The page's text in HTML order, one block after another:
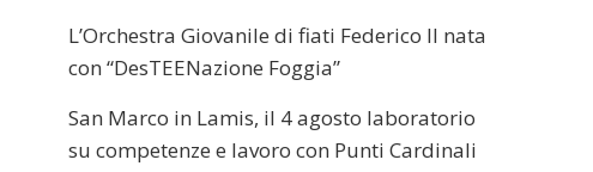
L’Orchestra Giovanile di fiati Federico II nata
con “DesTEENazione Foggia”
San Marco in Lamis, il 4 agosto laboratorio
su competenze e lavoro con Punti Cardinali